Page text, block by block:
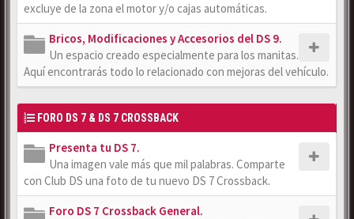
excluye de la zona el motor y/o cajas automáticas.
Bricos, Modificaciones y Accesorios del DS 9.
Un espacio creado especialmente para los manitas.
Aquí encontrarás todo lo relacionado con mejoras del vehículo.
FORO DS 7 & DS 7 CROSSBACK
Presenta tu DS 7.
Una imagen vale más que mil palabras. Comparte
con Club DS una foto de tu nuevo DS 7 Crossback.
Foro DS 7 Crossback General.